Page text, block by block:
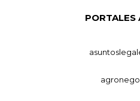
PORTALES